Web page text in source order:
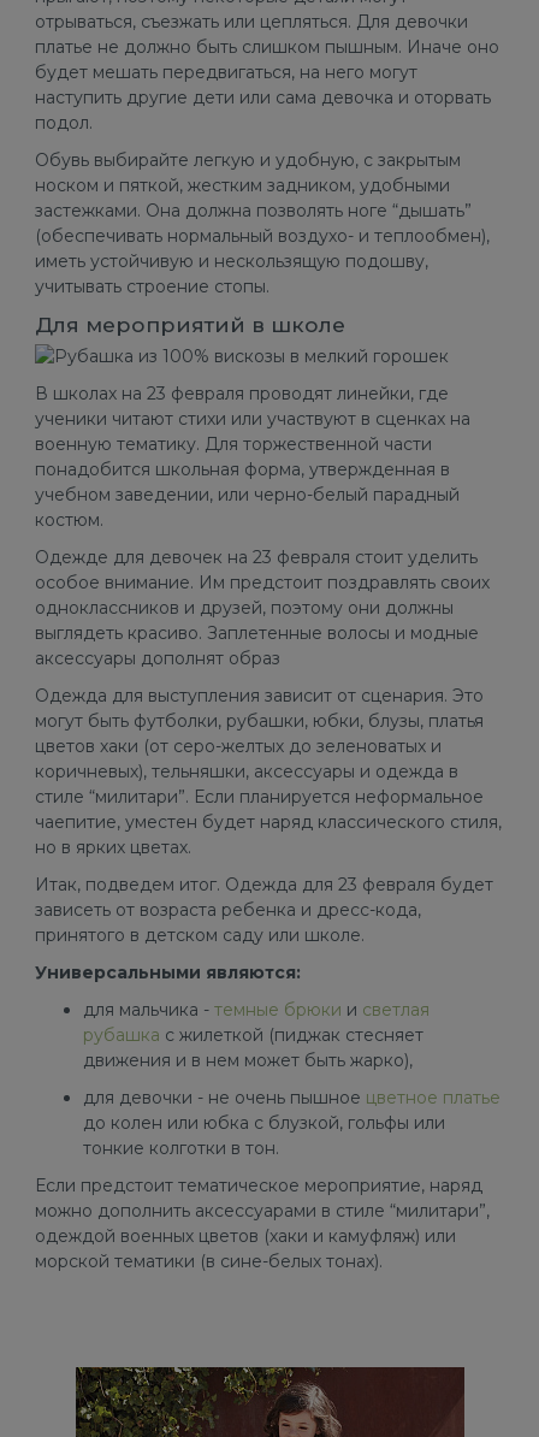
отрываться, съезжать или цепляться. Для девочки
платье не должно быть слишком пышным. Иначе оно
будет мешать передвигаться, на него могут
наступить другие дети или сама девочка и оторвать
подол.
Обувь выбирайте легкую и удобную, с закрытым
носком и пяткой, жестким задником, удобными
застежками. Она должна позволять ноге “дышать”
(обеспечивать нормальный воздухо- и теплообмен),
иметь устойчивую и нескользящую подошву,
учитывать строение стопы.
Для мероприятий в школе
В школах на 23 февраля проводят линейки, где
ученики читают стихи или участвуют в сценках на
военную тематику. Для торжественной части
понадобится школьная форма, утвержденная в
учебном заведении, или черно-белый парадный
костюм.
Одежде для девочек на 23 февраля стоит уделить
особое внимание. Им предстоит поздравлять своих
одноклассников и друзей, поэтому они должны
выглядеть красиво. Заплетенные волосы и модные
аксессуары дополнят образ
Одежда для выступления зависит от сценария. Это
могут быть футболки, рубашки, юбки, блузы, платья
цветов хаки (от серо-желтых до зеленоватых и
коричневых), тельняшки, аксессуары и одежда в
стиле “милитари”. Если планируется неформальное
чаепитие, уместен будет наряд классического стиля,
но в ярких цветах.
Итак, подведем итог. Одежда для 23 февраля будет
зависеть от возраста ребенка и дресс-кода,
принятого в детском саду или школе.
Универсальными являются:
для мальчика - темные брюки и светлая
рубашка с жилеткой (пиджак стесняет
движения и в нем может быть жарко),
для девочки - не очень пышное цветное платье
до колен или юбка с блузкой, гольфы или
тонкие колготки в тон.
Если предстоит тематическое мероприятие, наряд
можно дополнить аксессуарами в стиле “милитари”,
одеждой военных цветов (хаки и камуфляж) или
морской тематики (в сине-белых тонах).